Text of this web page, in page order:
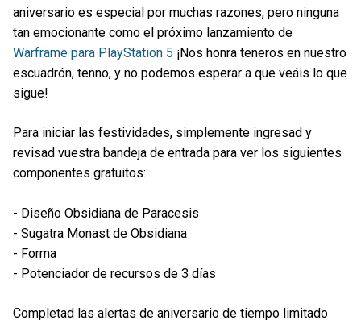
aniversario es especial por muchas razones, pero ninguna
tan emocionante como el próximo lanzamiento de
Warframe para PlayStation 5 ¡Nos honra teneros en nuestro
escuadrón, tenno, y no podemos esperar a que veáis lo que
sigue!
Para iniciar las festividades, simplemente ingresad y
revisad vuestra bandeja de entrada para ver los siguientes
componentes gratuitos:
- Diseño Obsidiana de Paracesis
- Sugatra Monast de Obsidiana
- Forma
- Potenciador de recursos de 3 días
Completad las alertas de aniversario de tiempo limitado